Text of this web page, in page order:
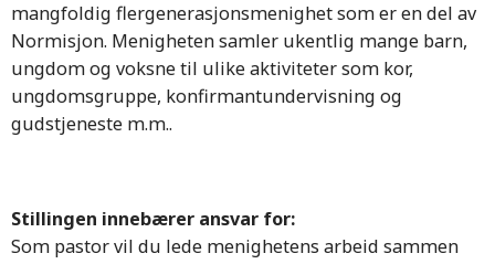
mangfoldig flergenerasjonsmenighet som er en del av
Normisjon. Menigheten samler ukentlig mange barn,
ungdom og voksne til ulike aktiviteter som kor,
ungdomsgruppe, konfirmantundervisning og
gudstjeneste m.m..
Stillingen innebærer ansvar for:
Som pastor vil du lede menighetens arbeid sammen